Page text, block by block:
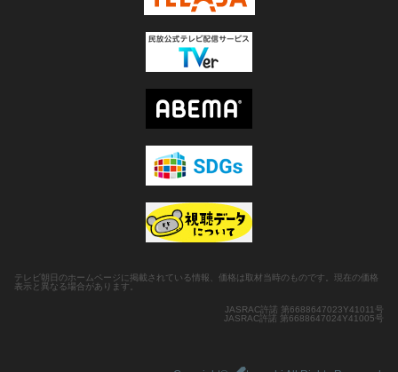
テレビ朝日のホームページに掲載されている情報、価格は取材当時のものです。現在の価格
表示と異なる場合があります。
JASRAC許諾 第6688647023Y41011号
JASRAC許諾 第6688647024Y41005号